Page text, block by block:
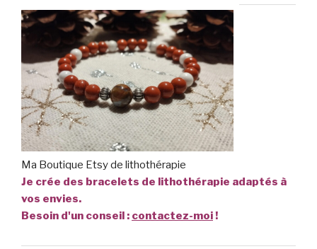
Ma Boutique Etsy de lithothérapie
Je crée des bracelets de lithothérapie adaptés à
vos envies.
Besoin d'un conseil : contactez-moi!